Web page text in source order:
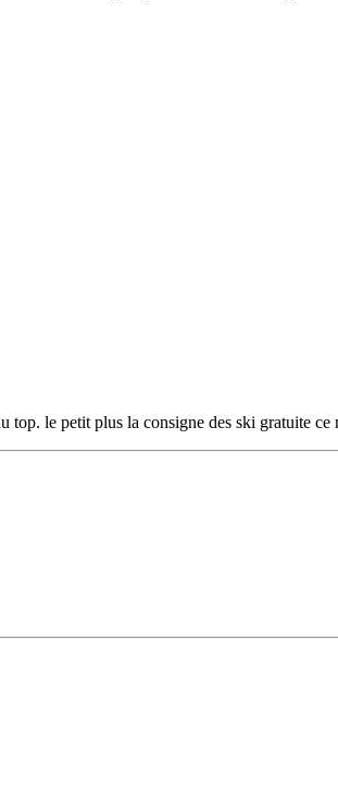
le petit plus la consigne des ski gratuite